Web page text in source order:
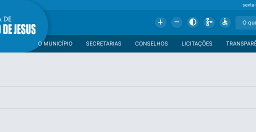
Add Remove Contrast Schema Accessible
LICITAÇÕES
CONSELHOS
SECRETARIAS
O MUNICÍPIO